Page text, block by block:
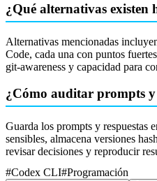
¿Qué alternativas existen
Alternativas mencionadas
Code, cada una con puntos
git-awareness y capacidad para
¿Cómo auditar prompts y
Guarda los prompts y respuestas
sensibles, almacena versiones
revisar decisiones y reproducir
#Codex CLI#Programación